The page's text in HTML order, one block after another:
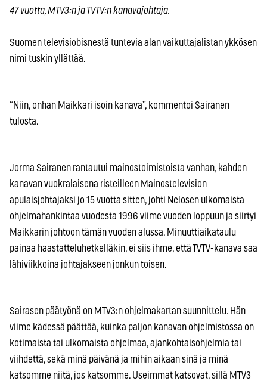
47 vuotta, MTV3:n ja TVTV:n kanavajohtaja.
Suomen televisiobisnestä tuntevia alan vaikuttajalistan ykkösen
nimi tuskin yllättää.
“Niin, onhan Maikkari isoin kanava”, kommentoi Sairanen
tulosta.
Jorma Sairanen rantautui mainostoimistoista vanhan, kahden
kanavan vuokralaisena risteilleen Mainostelevision
apulaisjohtajaksi jo 15 vuotta sitten, johti Nelosen ulkomaista
ohjelmahankintaa vuodesta 1996 viime vuoden loppuun ja siirtyi
Maikkarin johtoon tämän vuoden alussa. Minuuttiaikataulu
painaa haastatteluhetkelläkin, ei siis ihme, että TVTV-kanava saa
lähiviikkoina johtajakseen jonkun toisen.
Sairasen päätyönä on MTV3:n ohjelmakartan suunnittelu. Hän
viime kädessä päättää, kuinka paljon kanavan ohjelmistossa on
kotimaista tai ulkomaista ohjelmaa, ajankohtaisohjelmia tai
viihdettä, sekä minä päivänä ja mihin aikaan sinä ja minä
katsomme niitä, jos katsomme. Useimmat katsovat, sillä MTV3